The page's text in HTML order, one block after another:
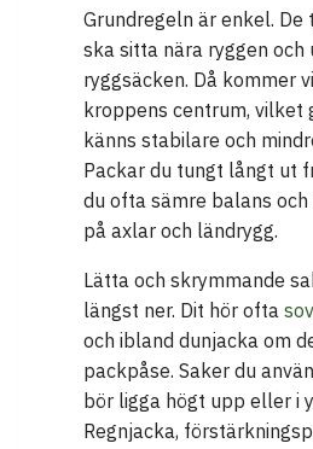
Grundregeln är enkel. De
ska sitta nära ryggen
ryggsäcken. Då kommer
kroppens centrum, vilket
känns stabilare och
Packar du tungt långt ut
du ofta sämre balans
på axlar och ländrygg.
Lätta och skrymmande
längst ner. Dit hör ofta
och ibland dunjacka om
packpåse. Saker du
bör ligga högt upp eller i
Regnjacka,